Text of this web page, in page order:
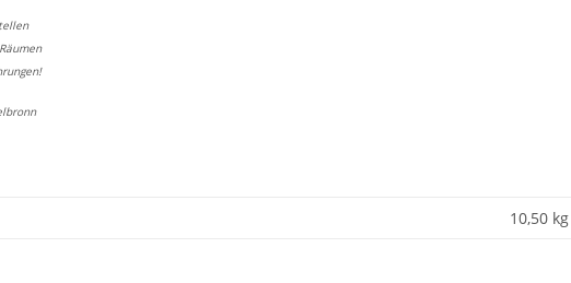
10,50 kg